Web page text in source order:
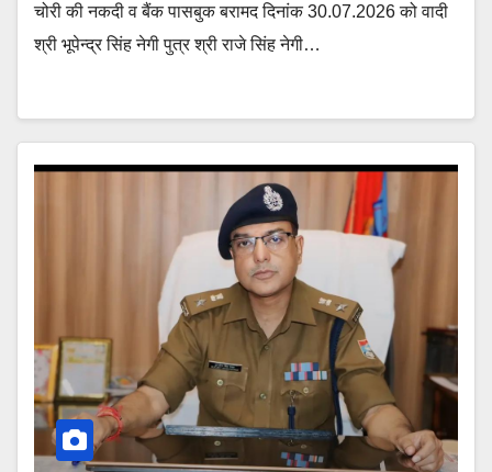
चोरी की नकदी व बैंक पासबुक बरामद दिनांक 30.07.2026 को वादी
श्री भूपेन्द्र सिंह नेगी पुत्र श्री राजे सिंह नेगी…